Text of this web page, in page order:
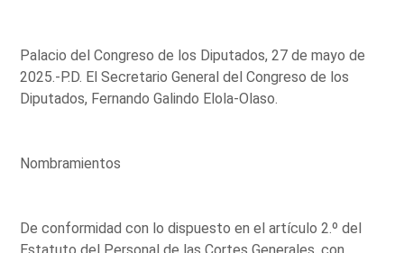
Palacio del Congreso de los Diputados, 27 de mayo de
2025.-P.D. El Secretario General del Congreso de los
Diputados, Fernando Galindo Elola-Olaso.
Nombramientos
De conformidad con lo dispuesto en el artículo 2.º del
Estatuto del Personal de las Cortes Generales, con